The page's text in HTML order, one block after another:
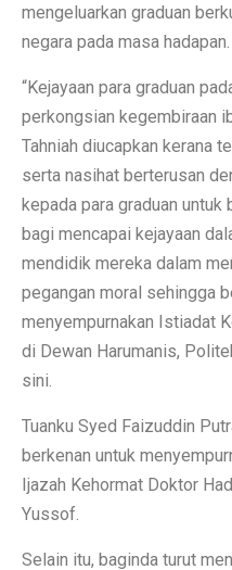
mengeluarkan graduan
negara pada masa hadapan.
“Kejayaan para graduan
perkongsian kegembiraan
Tahniah diucapkan kerana
serta nasihat berterusan
kepada para graduan
bagi mencapai kejayaan
mendidik mereka dalam
pegangan moral sehingga
menyempurnakan Istiadat
di Dewan Harumanis,
sini.
Tuanku Syed Faizuddin
berkenan untuk
Ijazah Kehormat Doktor
Yussof.
Selain itu, baginda turut